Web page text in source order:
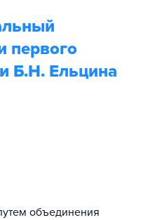
первого
Б.Н. Ельцина
объединения